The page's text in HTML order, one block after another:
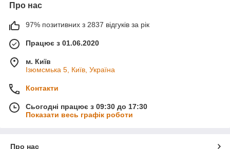
Про нас
97% позитивних з 2837 відгуків за рік
Працює з 01.06.2020
м. Київ
Ізюмсмька 5, Київ, Україна
Контакти
Сьогодні працює з 09:30 до 17:30
Показати весь графік роботи
Про нас